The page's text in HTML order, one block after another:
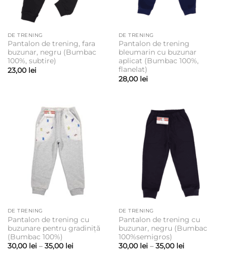
DE TRENING
Pantalon de trening, fara
buzunar, negru (Bumbac
100%, subtire)
23,00 lei
DE TRENING
Pantalon de trening
bleumarin cu buzunar
aplicat (Bumbac 100%,
flanelat)
28,00 lei
DE TRENING
Pantalon de trening cu
buzunare pentru gradiniță
(Bumbac 100%)
30,00 lei – 35,00 leiInterval
DE TRENING
Pantalon de trening cu
buzunar, negru (Bumbac
100%semigros)
30,00 lei – 35,00 leiInterval